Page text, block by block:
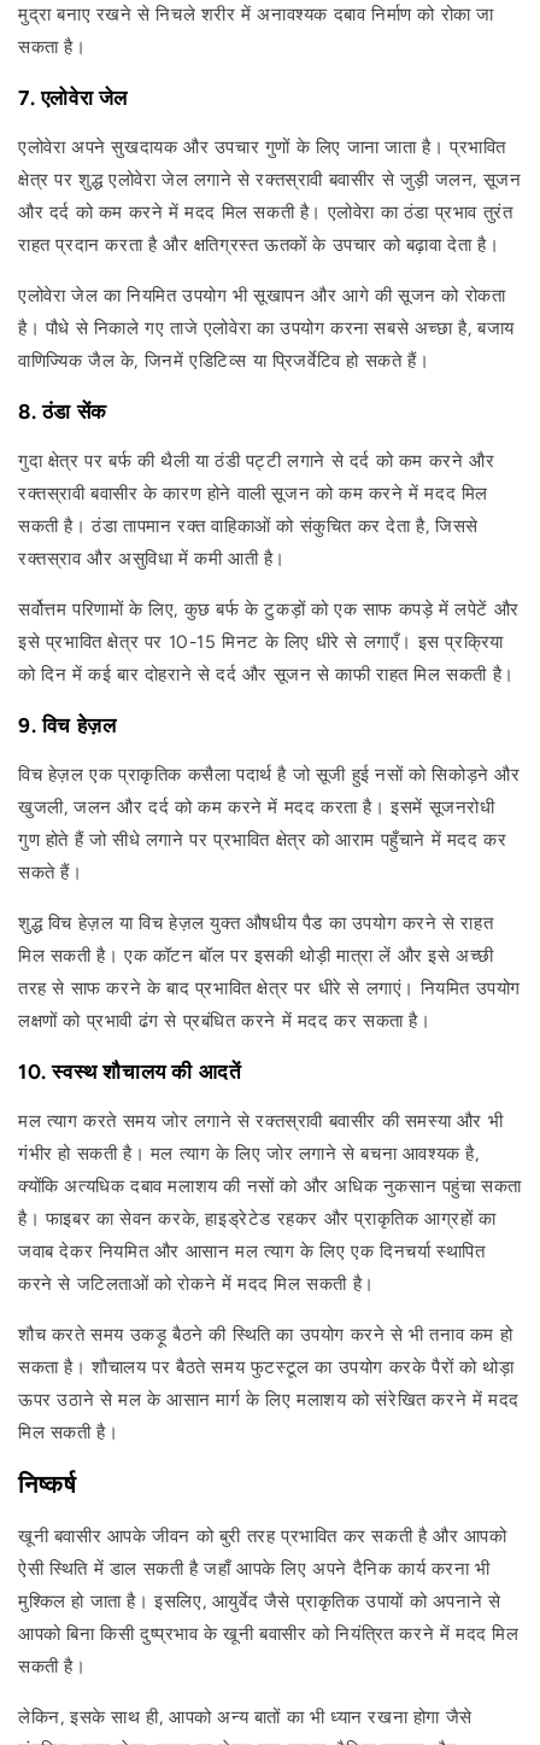
मुद्रा बनाए रखने से निचले शरीर में अनावश्यक दबाव निर्माण को रोका जा
सकता है।
7. एलोवेरा जेल
एलोवेरा अपने सुखदायक और उपचार गुणों के लिए जाना जाता है। प्रभावित
क्षेत्र पर शुद्ध एलोवेरा जेल लगाने से रक्तस्रावी बवासीर से जुड़ी जलन, सूजन
और दर्द को कम करने में मदद मिल सकती है। एलोवेरा का ठंडा प्रभाव तुरंत
राहत प्रदान करता है और क्षतिग्रस्त ऊतकों के उपचार को बढ़ावा देता है।
एलोवेरा जेल का नियमित उपयोग भी सूखापन और आगे की सूजन को रोकता
है। पौधे से निकाले गए ताजे एलोवेरा का उपयोग करना सबसे अच्छा है, बजाय
वाणिज्यिक जैल के, जिनमें एडिटिव्स या प्रिजर्वेटिव हो सकते हैं।
8. ठंडा सेंक
गुदा क्षेत्र पर बर्फ की थैली या ठंडी पट्टी लगाने से दर्द को कम करने और
रक्तस्रावी बवासीर के कारण होने वाली सूजन को कम करने में मदद मिल
सकती है। ठंडा तापमान रक्त वाहिकाओं को संकुचित कर देता है, जिससे
रक्तस्राव और असुविधा में कमी आती है।
सर्वोत्तम परिणामों के लिए, कुछ बर्फ के टुकड़ों को एक साफ कपड़े में लपेटें और
इसे प्रभावित क्षेत्र पर 10-15 मिनट के लिए धीरे से लगाएँ। इस प्रक्रिया
को दिन में कई बार दोहराने से दर्द और सूजन से काफी राहत मिल सकती है।
9. विच हेज़ल
विच हेज़ल एक प्राकृतिक कसैला पदार्थ है जो सूजी हुई नसों को सिकोड़ने और
खुजली, जलन और दर्द को कम करने में मदद करता है। इसमें सूजनरोधी
गुण होते हैं जो सीधे लगाने पर प्रभावित क्षेत्र को आराम पहुँचाने में मदद कर
सकते हैं।
शुद्ध विच हेज़ल या विच हेज़ल युक्त औषधीय पैड का उपयोग करने से राहत
मिल सकती है। एक कॉटन बॉल पर इसकी थोड़ी मात्रा लें और इसे अच्छी
तरह से साफ करने के बाद प्रभावित क्षेत्र पर धीरे से लगाएं। नियमित उपयोग
लक्षणों को प्रभावी ढंग से प्रबंधित करने में मदद कर सकता है।
10. स्वस्थ शौचालय की आदतें
मल त्याग करते समय जोर लगाने से रक्तस्रावी बवासीर की समस्या और भी
गंभीर हो सकती है। मल त्याग के लिए जोर लगाने से बचना आवश्यक है,
क्योंकि अत्यधिक दबाव मलाशय की नसों को और अधिक नुकसान पहुंचा सकता
है। फाइबर का सेवन करके, हाइड्रेटेड रहकर और प्राकृतिक आग्रहों का
जवाब देकर नियमित और आसान मल त्याग के लिए एक दिनचर्या स्थापित
करने से जटिलताओं को रोकने में मदद मिल सकती है।
शौच करते समय उकड़ू बैठने की स्थिति का उपयोग करने से भी तनाव कम हो
सकता है। शौचालय पर बैठते समय फुटस्टूल का उपयोग करके पैरों को थोड़ा
ऊपर उठाने से मल के आसान मार्ग के लिए मलाशय को संरेखित करने में मदद
मिल सकती है।
निष्कर्ष
खूनी बवासीर आपके जीवन को बुरी तरह प्रभावित कर सकती है और आपको
ऐसी स्थिति में डाल सकती है जहाँ आपके लिए अपने दैनिक कार्य करना भी
मुश्किल हो जाता है। इसलिए, आयुर्वेद जैसे प्राकृतिक उपायों को अपनाने से
आपको बिना किसी दुष्प्रभाव के खूनी बवासीर को नियंत्रित करने में मदद मिल
सकती है।
लेकिन, इसके साथ ही, आपको अन्य बातों का भी ध्यान रखना होगा जैसे